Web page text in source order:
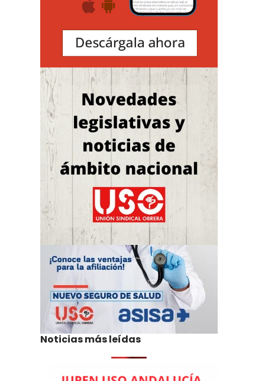
Noticias más leídas